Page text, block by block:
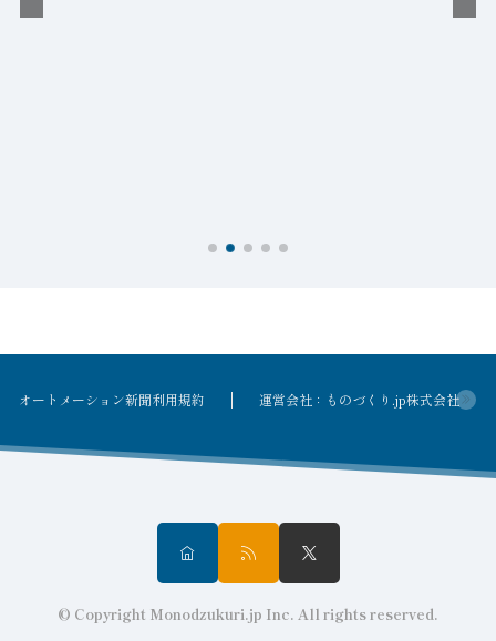
オートメーション新聞利用規約 運営会社：ものづくり.jp株式会社
© Copyright Monodzukuri.jp Inc. All rights reserved.